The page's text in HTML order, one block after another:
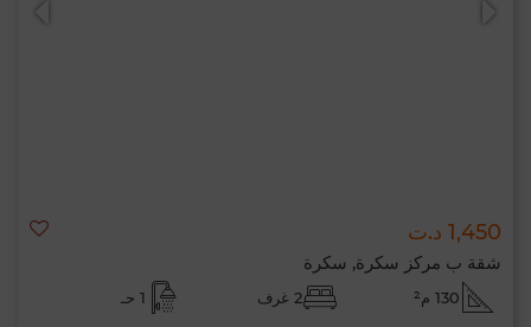
1,450 د.ت
شقة ب مركز سكرة, سكرة
130 م² 2 غرف 1 حـ